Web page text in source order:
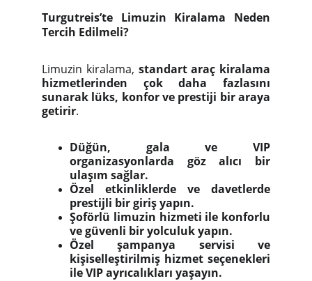
Turgutreis’te Limuzin Kiralama Neden
Tercih Edilmeli?
Limuzin kiralama, standart araç kiralama
hizmetlerinden çok daha fazlasını
sunarak lüks, konfor ve prestiji bir araya
getirir.
Düğün, gala ve VIP
organizasyonlarda göz alıcı bir
ulaşım sağlar.
Özel etkinliklerde ve davetlerde
prestijli bir giriş yapın.
Şoförlü limuzin hizmeti ile konforlu
ve güvenli bir yolculuk yapın.
Özel şampanya servisi ve
kişiselleştirilmiş hizmet seçenekleri
ile VIP ayrıcalıkları yaşayın.